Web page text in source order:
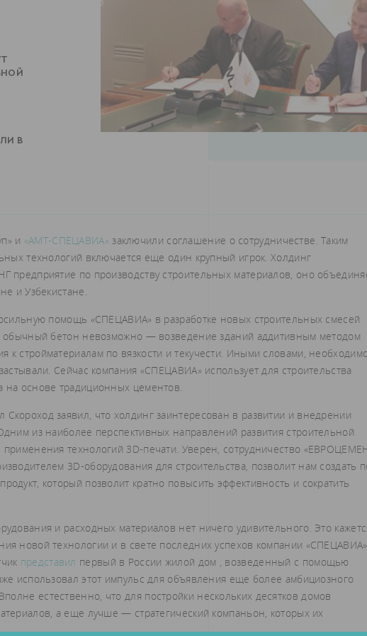
В
и «АМТ-СПЕЦАВИА» заключили соглашение о сотрудничестве. Таким
технологий включается еще один крупный игрок. Холдинг
по производству строительных материалов, оно
и Узбекистане.
помощь «СПЕЦАВИА» в разработке новых строительных смесей
обычный бетон невозможно — возведение зданий аддитивным методом
к стройматериалам по вязкости и текучести. Иными словами,
Сейчас компания «СПЕЦАВИА» использует для строительства
на основе традиционных цементов.
заявил, что холдинг заинтересован в развитии и внедрении
из наиболее перспективных направлений развития строительной
применения технологий 3D-печати. Уверен, сотрудничество
3D-оборудования для строительства, позволит нам создать
который позволит кратно повысить эффективность и сократить
и расходных материалов нет ничего удивительного. Это
новой технологии и в свете последних успехов компании
представил первый в России жилой дом , возведенный с помощью
использовал этот импульс для объявления еще более амбициозного
естественно, что для постройки нескольких десятков домов
а еще лучше — стратегический компаньон, которых их